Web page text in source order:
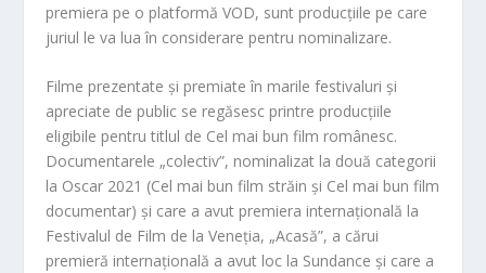
premiera pe o platformă VOD, sunt producțiile pe care
juriul le va lua în considerare pentru nominalizare.
Filme prezentate și premiate în marile festivaluri și
apreciate de public se regăsesc printre producțiile
eligibile pentru titlul de Cel mai bun film românesc.
Documentarele „colectiv”, nominalizat la două categorii
la Oscar 2021 (Cel mai bun film străin și Cel mai bun film
documentar) și care a avut premiera internațională la
Festivalul de Film de la Veneția, „Acasă”, a cărui
premieră internațională a avut loc la Sundance și care a